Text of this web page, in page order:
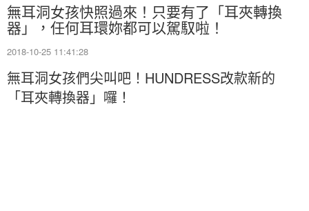
無耳洞女孩快照過來！只要有了「耳夾轉換
器」，任何耳環妳都可以駕馭啦！
2018-10-25 11:41:28
無耳洞女孩們尖叫吧！HUNDRESS改款新的
「耳夾轉換器」囉！